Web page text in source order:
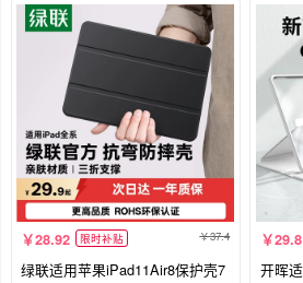
28.92 限时补贴 37.4
绿联适用苹果iPad11Air8保护壳7
29.8
开晖